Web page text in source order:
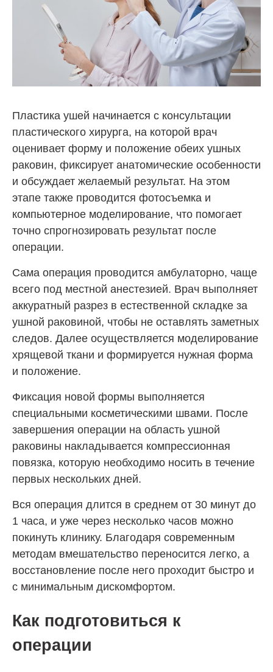
Пластика ушей начинается с консультации
пластического хирурга, на которой врач
оценивает форму и положение обеих ушных
раковин, фиксирует анатомические особенности
и обсуждает желаемый результат. На этом
этапе также проводится фотосъемка и
компьютерное моделирование, что помогает
точно спрогнозировать результат после
операции.
Сама операция проводится амбулаторно, чаще
всего под местной анестезией. Врач выполняет
аккуратный разрез в естественной складке за
ушной раковиной, чтобы не оставлять заметных
следов. Далее осуществляется моделирование
хрящевой ткани и формируется нужная форма
и положение.
Фиксация новой формы выполняется
специальными косметическими швами. После
завершения операции на область ушной
раковины накладывается компрессионная
повязка, которую необходимо носить в течение
первых нескольких дней.
Вся операция длится в среднем от 30 минут до
1 часа, и уже через несколько часов можно
покинуть клинику. Благодаря современным
методам вмешательство переносится легко, а
восстановление после него проходит быстро и
с минимальным дискомфортом.
Как подготовиться к
операции